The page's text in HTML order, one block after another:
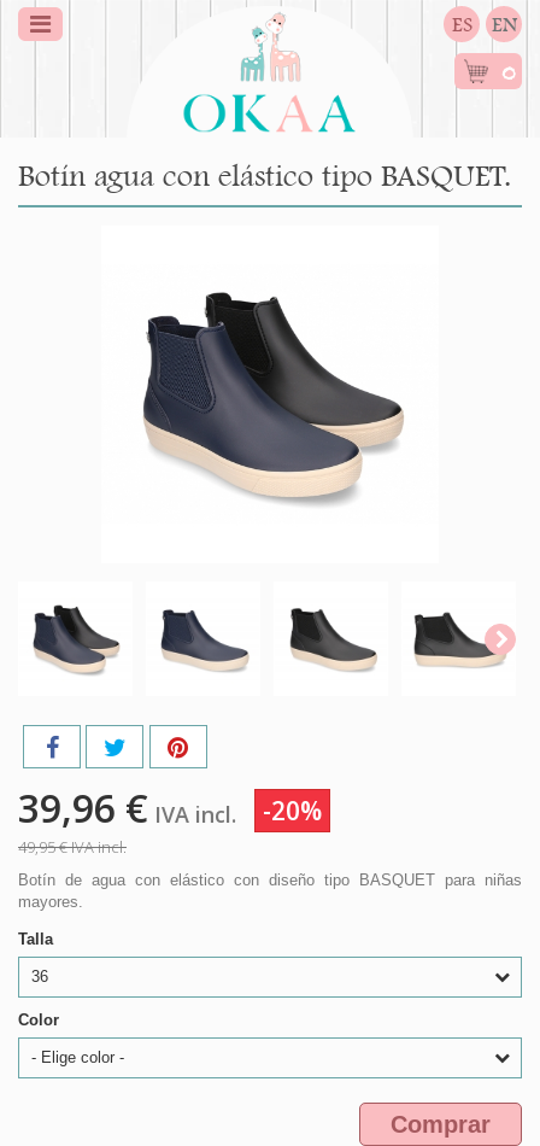
ES EN
0
Botín agua con elástico tipo BASQUET.
39,96 € IVA incl. -20%
49,95 €IVA incl.
Botín de agua con elástico con diseño tipo BASQUET para niñas
mayores.
Talla
36
Color
- Elige color -
Comprar